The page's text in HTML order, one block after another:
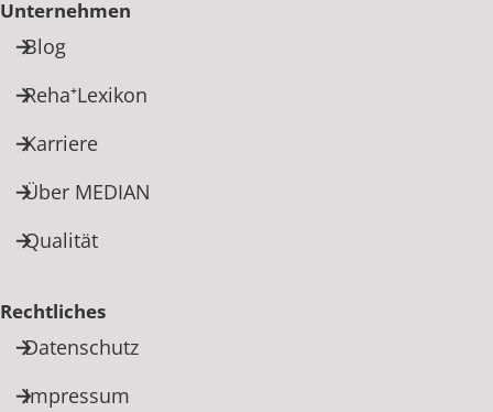
Unternehmen
Blog
Reha⁺Lexikon
Karriere
Über MEDIAN
Qualität
Rechtliches
Datenschutz
Impressum